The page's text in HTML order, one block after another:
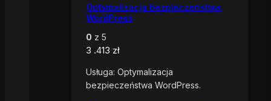
Optymalizacja bezpieczeństwa
WordPress
0 z 5
3 .413 zł
Usługa: Optymalizacja
bezpieczeństwa WordPress.